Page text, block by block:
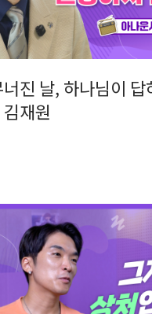
진 날, 하나님이 답
재원